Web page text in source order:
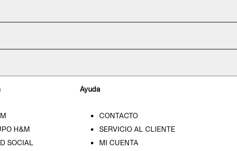
H&M
SOCIAL
Ayuda
CONTACTO
SERVICIO AL CLIENTE
MI CUENTA